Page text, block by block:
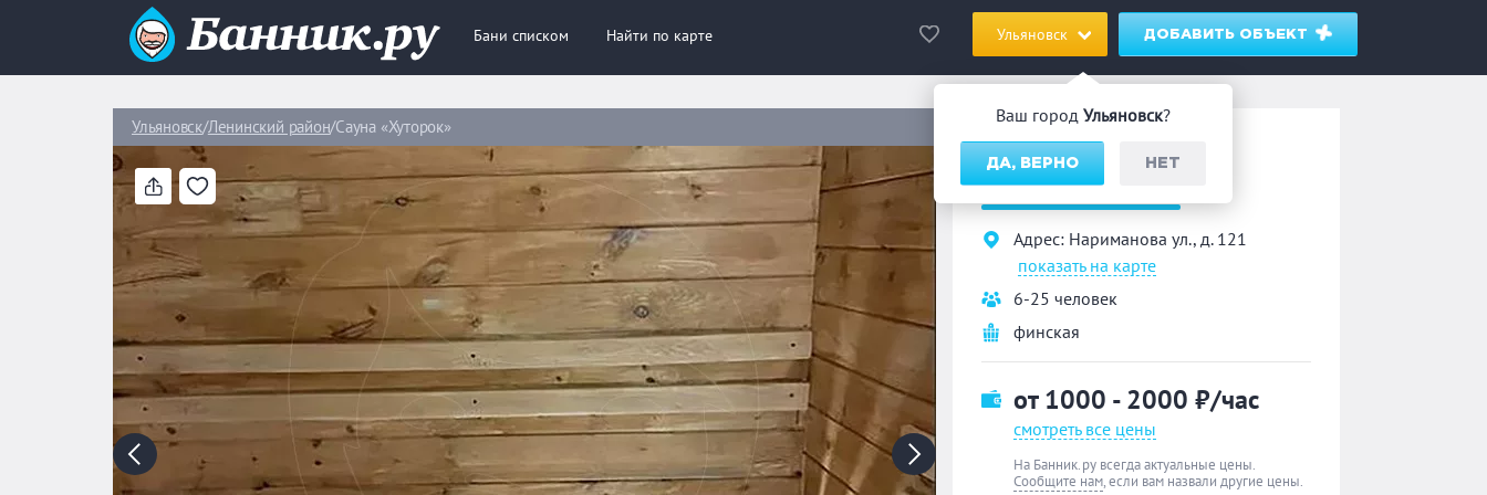
Бани списком Найти по карте Ульяновск
Ваш город Ульяновск?
ДА, ВЕРНО НЕТ
ДОБАВИТЬ ОБЪЕКТ
Ульяновск Ленинский район Сауна «Хуторок»
Сауна
«Хуторок»
Адрес: Нариманова ул., д. 121
показать на карте
6-25 человек
финская
от 1000 - 2000 ₽/час
смотреть все цены
На Банник.ру всегда актуальные цены.
Сообщите нам, если вам назвали другие цены.